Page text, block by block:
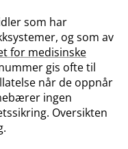
som har
og som av
for medisinske
gis ofte til
når de oppnår
ingen
Oversikten